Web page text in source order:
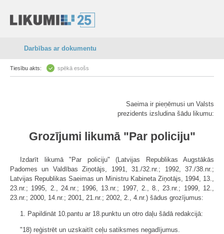
Darbības ar dokumentu
Tiesību akts: spēkā esošs
Saeima ir pieņēmusi un Valsts
prezidents izsludina šādu likumu:
Grozījumi likumā "Par policiju"
Izdarīt likumā "Par policiju" (Latvijas Republikas Augstākās
Padomes un Valdības Ziņotājs, 1991, 31./32.nr.; 1992, 37./38.nr.;
Latvijas Republikas Saeimas un Ministru Kabineta Ziņotājs, 1994, 13.,
23.nr.; 1995, 2., 24.nr.; 1996, 13.nr.; 1997, 2., 8., 23.nr.; 1999, 12.,
23.nr.; 2000, 14.nr.; 2001, 21.nr.; 2002, 2., 4.nr.) šādus grozījumus:
1. Papildināt 10.pantu ar 18.punktu un otro daļu šādā redakcijā:
"18) reģistrēt un uzskaitīt ceļu satiksmes negadījumus.